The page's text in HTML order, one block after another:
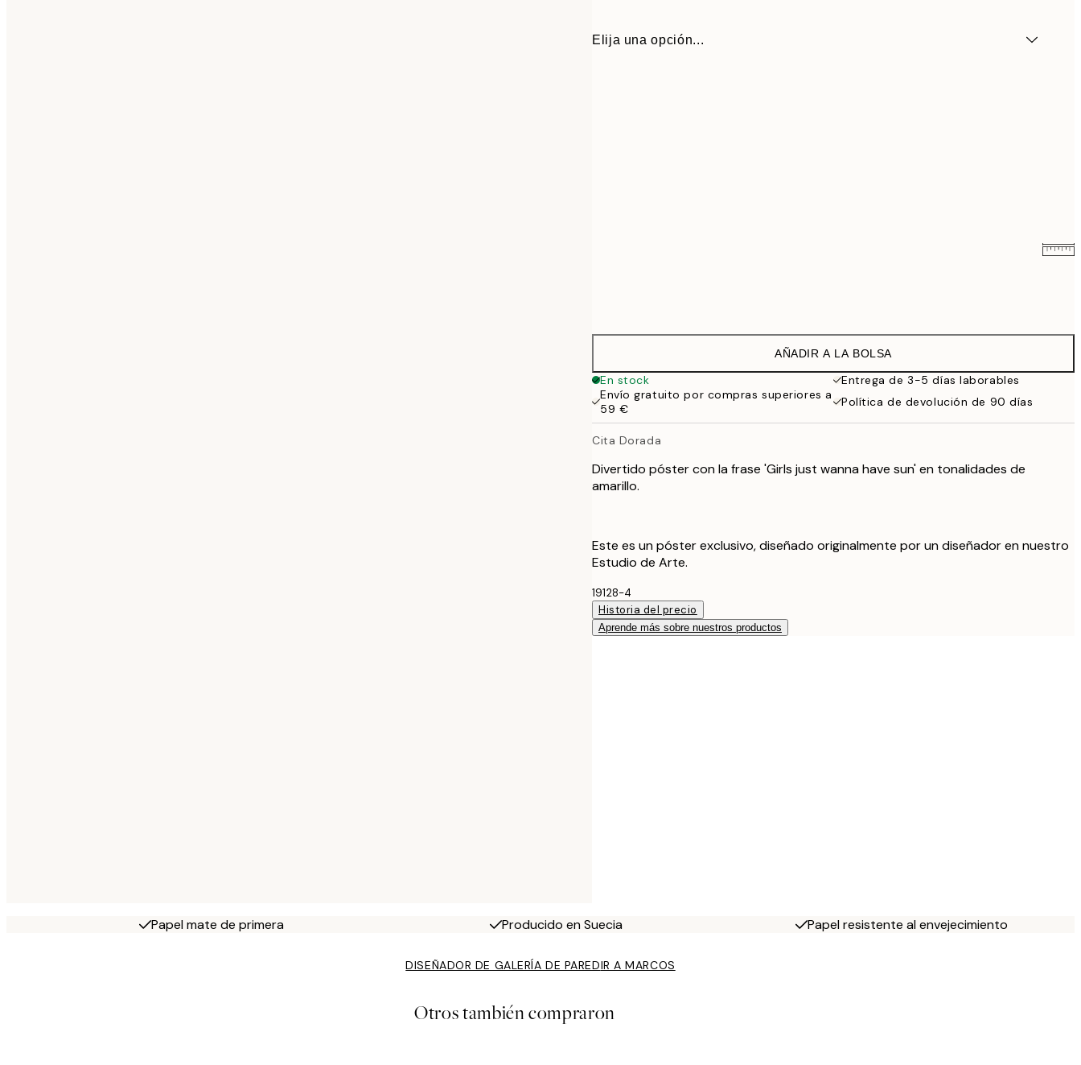
Elija una opción...
19,95 €
AÑADIR A LA BOLSA
En stock
Entrega de 3-5 días laborables
Envío gratuito por compras superiores a
59 €
Política de devolución de 90 días
Cita Dorada
Divertido póster con la frase 'Girls just wanna have sun' en tonalidades de
amarillo.
Este es un póster exclusivo, diseñado originalmente por un diseñador en nuestro
Estudio de Arte.
19128-4
Historia del precio
Aprende más sobre nuestros productos
Papel mate de primera Producido en Suecia Papel resistente al envejecimiento
DISEÑADOR DE GALERÍA DE PAREDIR A MARCOS
Otros también compraron